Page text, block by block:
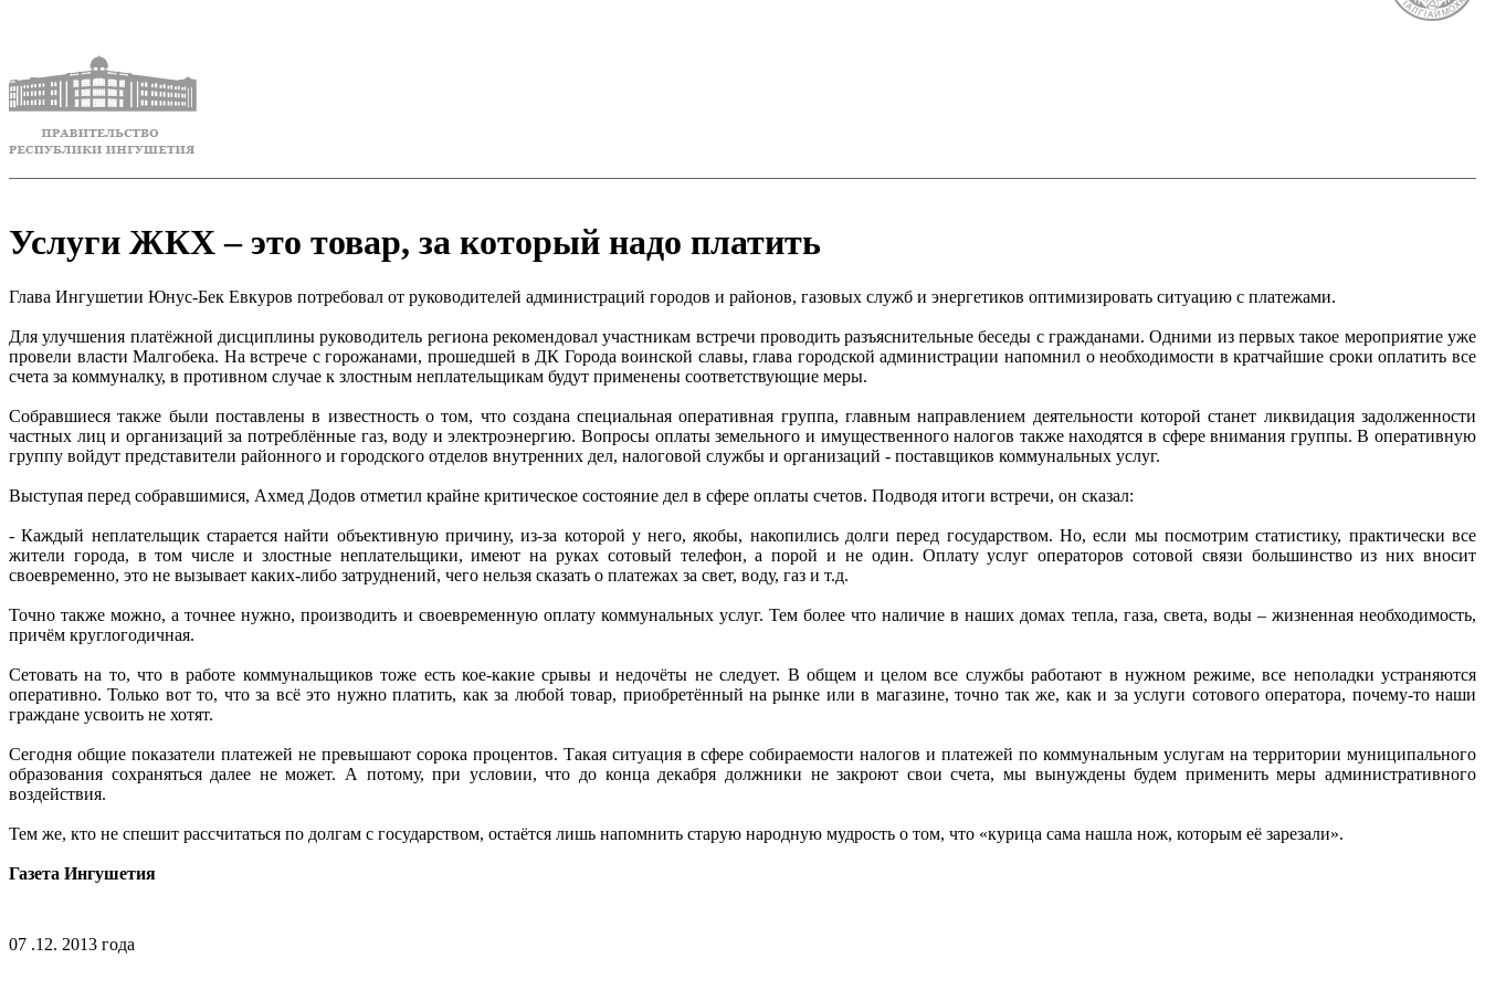
Услуги ЖКХ – это товар, за который надо платить
Глава Ингушетии Юнус-Бек Евкуров потребовал от руководителей администраций городов и районов, газовых служб и энергетиков оптимизировать ситуацию с платежами.
Для улучшения платёжной дисциплины руководитель региона рекомендовал участникам встречи проводить разъяснительные беседы с гражданами. Одними из первых такое мероприятие уже
провели власти Малгобека. На встрече с горожанами, прошедшей в ДК Города воинской славы, глава городской администрации напомнил о необходимости в кратчайшие сроки оплатить все
счета за коммуналку, в противном случае к злостным неплательщикам будут применены соответствующие меры.
Собравшиеся также были поставлены в известность о том, что создана специальная оперативная группа, главным направлением деятельности которой станет ликвидация задолженности
частных лиц и организаций за потреблённые газ, воду и электроэнергию. Вопросы оплаты земельного и имущественного налогов также находятся в сфере внимания группы. В оперативную
группу войдут представители районного и городского отделов внутренних дел, налоговой службы и организаций - поставщиков коммунальных услуг.
Выступая перед собравшимися, Ахмед Додов отметил крайне критическое состояние дел в сфере оплаты счетов. Подводя итоги встречи, он сказал:
- Каждый неплательщик старается найти объективную причину, из-за которой у него, якобы, накопились долги перед государством. Но, если мы посмотрим статистику, практически все
жители города, в том числе и злостные неплательщики, имеют на руках сотовый телефон, а порой и не один. Оплату услуг операторов сотовой связи большинство из них вносит
своевременно, это не вызывает каких-либо затруднений, чего нельзя сказать о платежах за свет, воду, газ и т.д.
Точно также можно, а точнее нужно, производить и своевременную оплату коммунальных услуг. Тем более что наличие в наших домах тепла, газа, света, воды – жизненная необходимость,
причём круглогодичная.
Сетовать на то, что в работе коммунальщиков тоже есть кое-какие срывы и недочёты не следует. В общем и целом все службы работают в нужном режиме, все неполадки устраняются
оперативно. Только вот то, что за всё это нужно платить, как за любой товар, приобретённый на рынке или в магазине, точно так же, как и за услуги сотового оператора, почему-то наши
граждане усвоить не хотят.
Сегодня общие показатели платежей не превышают сорока процентов. Такая ситуация в сфере собираемости налогов и платежей по коммунальным услугам на территории муниципального
образования сохраняться далее не может. А потому, при условии, что до конца декабря должники не закроют свои счета, мы вынуждены будем применить меры административного
воздействия.
Тем же, кто не спешит рассчитаться по долгам с государством, остаётся лишь напомнить старую народную мудрость о том, что «курица сама нашла нож, которым её зарезали».
Газета Ингушетия
07 .12. 2013 года